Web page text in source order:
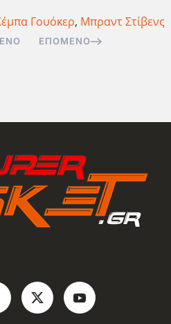
Γουόκερ, Μπραντ Στίβενς
ΕΠΌΜΕΝΟ